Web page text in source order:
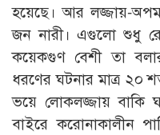
হয়েছে। আর লজ্জায়-
জন নারী। এগুলো শুধু
কয়েকগুণ বেশী তা
ধরণের ঘটনার মাত্র ২০
ভয়ে লোকলজ্জায় বাকি
বাইরে করোনাকালীন